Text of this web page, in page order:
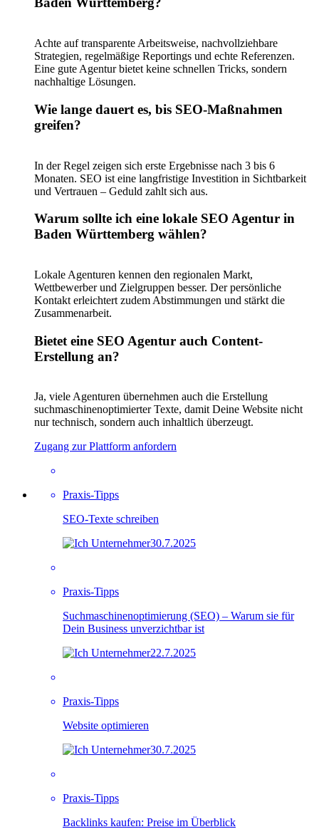
Achte auf transparente Arbeitsweise, nachvollziehbare
Strategien, regelmäßige Reportings und echte Referenzen.
Eine gute Agentur bietet keine schnellen Tricks, sondern
nachhaltige Lösungen.
Wie lange dauert es, bis SEO-Maßnahmen
greifen?
In der Regel zeigen sich erste Ergebnisse nach 3 bis 6
Monaten. SEO ist eine langfristige Investition in Sichtbarkeit
und Vertrauen – Geduld zahlt sich aus.
Warum sollte ich eine lokale SEO Agentur in
Baden Württemberg wählen?
Lokale Agenturen kennen den regionalen Markt,
Wettbewerber und Zielgruppen besser. Der persönliche
Kontakt erleichtert zudem Abstimmungen und stärkt die
Zusammenarbeit.
Bietet eine SEO Agentur auch Content-
Erstellung an?
Ja, viele Agenturen übernehmen auch die Erstellung
suchmaschinenoptimierter Texte, damit Deine Website nicht
nur technisch, sondern auch inhaltlich überzeugt.
Zugang zur Plattform anfordern
Praxis-Tipps
SEO-Texte schreiben
30.7.2025
Praxis-Tipps
Suchmaschinenoptimierung (SEO) – Warum sie für
Dein Business unverzichtbar ist
22.7.2025
Praxis-Tipps
Website optimieren
30.7.2025
Praxis-Tipps
Backlinks kaufen: Preise im Überblick